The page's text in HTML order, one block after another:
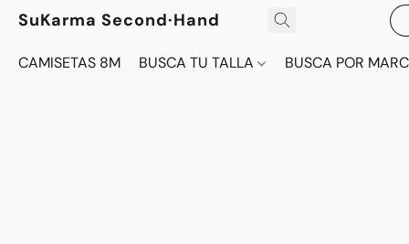
SuKarma Second·Hand
CAMISETAS 8M BUSCA TU TALLA BUSCA POR